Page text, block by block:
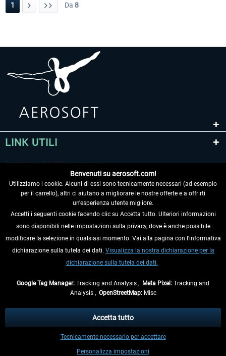
1 Da 8
LINK UTILI
RECEDERE DAL CONTRATTO
INFORMAZIONI
eventualmente le spese di spedizione, se non diversamente descritto.
** Riguarda le spedizioni al di fuori della Germania, i tempi di consegna per le
altre nazioni sono disponibili nelleinformazioni di spedizione
Benvenuti su aerosoft.com!
Utilizziamo i cookie. Alcuni di essi sono tecnicamente necessari (ad esempio
per il carrello), altri ci aiutano a migliorare le nostre offerte e a offrirti
un'esperienza utente migliore.
Accetti i seguenti cookie facendo clic su Accetta tutto. Ulteriori informazioni
sono disponibili nelle impostazioni sulla privacy, dove è anche possibile
modificare la selezione in qualsiasi momento. Vai alla pagina con l'informativa
dichiarazione sulla tutela dei dati. Visualizza la nostra dichiarazione per la
dichiarazione sulla tutela dei dati.
Google Tag Manager: Tracking and Analysis , Meta Pixel: Tracking and
Analysis , OpenStreetMap:Misc
Personalizza impostazioni
Tecnicamente necessario per accettare
Accetta tutto